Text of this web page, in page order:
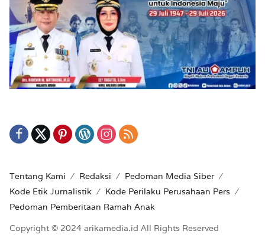
Tentang Kami Redaksi
Pedoman Media Siber
Kode Etik Jurnalistik
Kode Perilaku Perusahaan Pers
Pedoman Pemberitaan Ramah Anak
Copyright © 2024 arikamedia.id All Rights Reserved